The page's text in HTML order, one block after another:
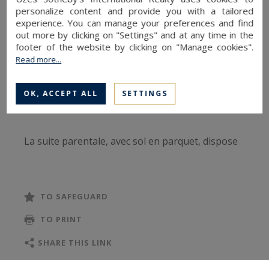
Dès l’entrée, un hall accueillant mène à une vaste
pièce de vie traversante d’environ 70 m², baignée
de lumière grâce à de larges baies vitrées
ouvrant sur la terrasse, la piscine et le jardin. Cet
équipée avec îlot central, ouverte sur la salle à
manger, ainsi qu’un double salon convivial.
La suite parentale, avec sol en parquet, dispose
Un espace nuit indépendant accueille deux
dressings, desservies par une salle de bains
complète avec baignoire, douche et double
TO SAFEGUARD
TO PRINT
SHARE THIS LINK
personalize content and provide you with a tailored
experience. You can manage your preferences and find
out more by clicking on "Settings" and at any time in the
footer of the website by clicking on "Manage cookies".
Read more...
OK, ACCEPT ALL SETTINGS